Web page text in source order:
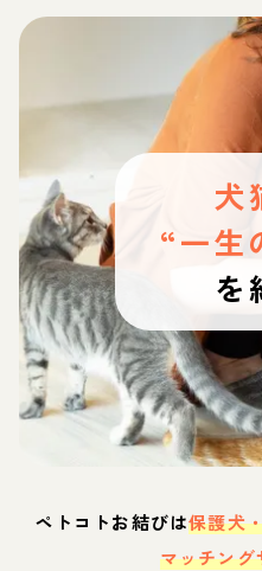
犬
“一生
を
ペトコトお結びは保護犬
マッチング